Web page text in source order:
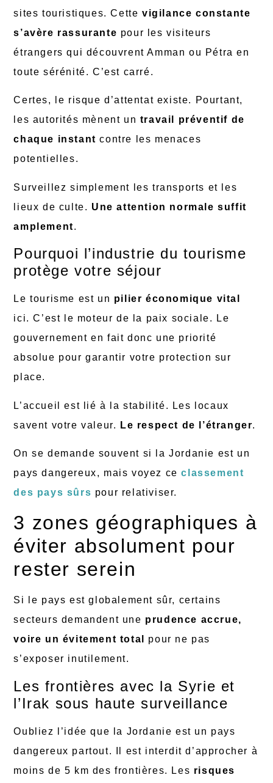
sites touristiques. Cettevigilance constante
s’avère rassurante pour les visiteurs
étrangers qui découvrent Amman ou Pétra en
toute sérénité. C’est carré.
Certes, le risque d’attentat existe. Pourtant,
les autorités mènent un travail préventif de
chaque instant contre les menaces
potentielles.
Surveillez simplement les transports et les
lieux de culte. Une attention normale suffit
amplement.
Pourquoi l’industrie du tourisme
protège votre séjour
Le tourisme est un pilier économique vital
ici. C’est le moteur de la paix sociale. Le
gouvernement en fait donc une priorité
absolue pour garantir votre protection sur
place.
L’accueil est lié à la stabilité. Les locaux
savent votre valeur.
Le respect de l’étranger.
On se demande souvent si la Jordanie est un
pays dangereux, mais voyez ceclassement
des pays sûrs pour relativiser.
3 zones géographiques à
éviter absolument pour
rester serein
Si le pays est globalement sûr, certains
secteurs demandent une prudence accrue,
voire un évitement total
pour ne pas
s’exposer inutilement.
Les frontières avec la Syrie et
l’Irak sous haute surveillance
Oubliez l’idée que la Jordanie est un pays
dangereux partout. Il est interdit d’approcher à
moins de 5 km des frontières. Les risques